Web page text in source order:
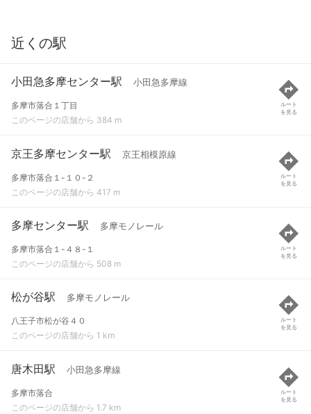
近くの駅
小田急多摩センター駅 小田急多摩線
多摩市落合１丁目
このページの店舗から 384 m
ルート
を見る
京王多摩センター駅 京王相模原線
多摩市落合１-１０-２
このページの店舗から 417 m
ルート
を見る
多摩センター駅 多摩モノレール
多摩市落合１-４８-１
このページの店舗から 508 m
ルート
を見る
松が谷駅 多摩モノレール
八王子市松が谷４０
このページの店舗から 1 km
ルート
を見る
唐木田駅 小田急多摩線
多摩市落合
このページの店舗から 1.7 km
ルート
を見る